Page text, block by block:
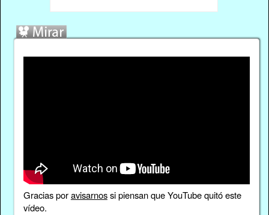
Gracias poravisarnossi piensan que YouTube quitó este
vídeo.